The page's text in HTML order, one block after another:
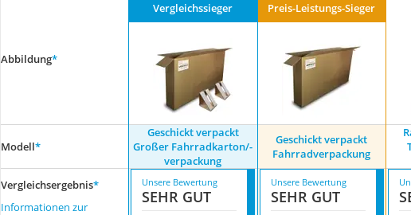
Wanderschuhe Herren
Service
Abbildung*
Vergleichssieger Preis-Leistungs-Sieger
Modell*
Geschickt verpackt
Großer Fahrradkarton/-
verpackung
Geschickt verpackt
Fahrradverpackung
Vergleichsergebnis*
Informationen zur
Unsere Bewertung
SEHR GUT
Unsere Bewertung
SEHR GUT